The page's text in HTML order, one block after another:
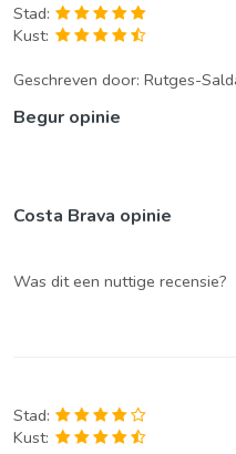
Stad:
Kust:
Geschreven door: Rutges-
Begur opinie
Costa Brava opinie
Was dit een nuttige recensie?
Stad:
Kust: